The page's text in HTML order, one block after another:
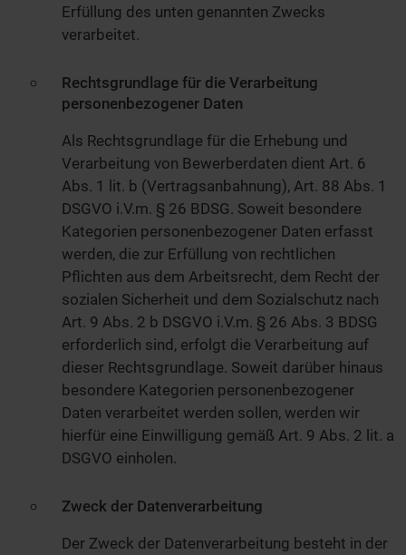
Erfüllung des unten genannten Zwecks
verarbeitet.
Rechtsgrundlage für die Verarbeitung
personenbezogener Daten
Als Rechtsgrundlage für die Erhebung und
Verarbeitung von Bewerberdaten dient Art. 6
Abs. 1 lit. b (Vertragsanbahnung), Art. 88 Abs. 1
DSGVO i.V.m. § 26 BDSG. Soweit besondere
Kategorien personenbezogener Daten erfasst
werden, die zur Erfüllung von rechtlichen
Pflichten aus dem Arbeitsrecht, dem Recht der
sozialen Sicherheit und dem Sozialschutz nach
Art. 9 Abs. 2 b DSGVO i.V.m. § 26 Abs. 3 BDSG
erforderlich sind, erfolgt die Verarbeitung auf
dieser Rechtsgrundlage. Soweit darüber hinaus
besondere Kategorien personenbezogener
Daten verarbeitet werden sollen, werden wir
hierfür eine Einwilligung gemäß Art. 9 Abs. 2 lit. a
DSGVO einholen.
Zweck der Datenverarbeitung
Der Zweck der Datenverarbeitung besteht in der